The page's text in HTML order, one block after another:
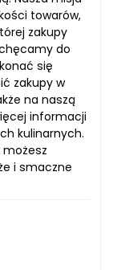
towarów,
zakupy
do
się
zakupy w
na naszą
informacji
kulinarnych.
możesz
i smaczne